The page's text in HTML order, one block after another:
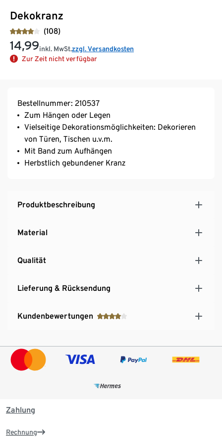
Dekokranz
(108)
14,99inkl. MwSt.zzgl. Versandkosten
Zur Zeit nicht verfügbar
Bestellnummer: 210537
Zum Hängen oder Legen
Vielseitige Dekorationsmöglichkeiten: Dekorieren
von Türen, Tischen u.v.m.
Mit Band zum Aufhängen
Herbstlich gebundener Kranz
Produktbeschreibung
Material
Qualität
Lieferung & Rücksendung
Kundenbewertungen
Zahlung
Rechnung